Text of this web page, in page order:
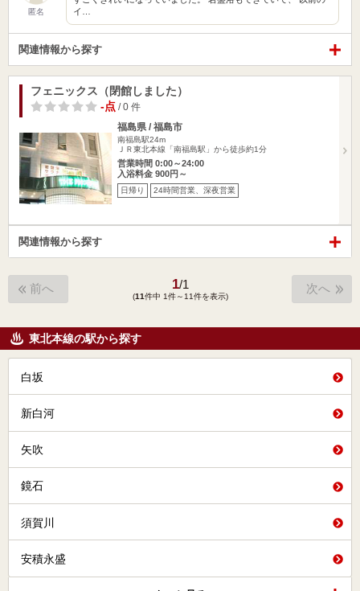
匿名
イ…
関連情報から探す
フェニックス（閉館しました）
-点 / 0 件
福島県 / 福島市
南福島駅24m
ＪＲ東北本線「南福島駅」から徒歩約1分
営業時間 0:00～24:00
入浴料金 900円～
日帰り 24時間営業、深夜営業
関連情報から探す
前へ 1/1
(11件中 1件～11件を表示)
次へ
東北本線の駅から探す
白坂
新白河
矢吹
鏡石
須賀川
安積永盛